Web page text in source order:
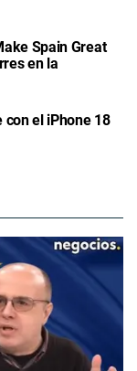
Spain Great
en la
con el iPhone 18